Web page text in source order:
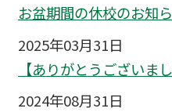
お盆期間の休校のお知
2025年03月31日
【ありがとうございま
2024年08月31日